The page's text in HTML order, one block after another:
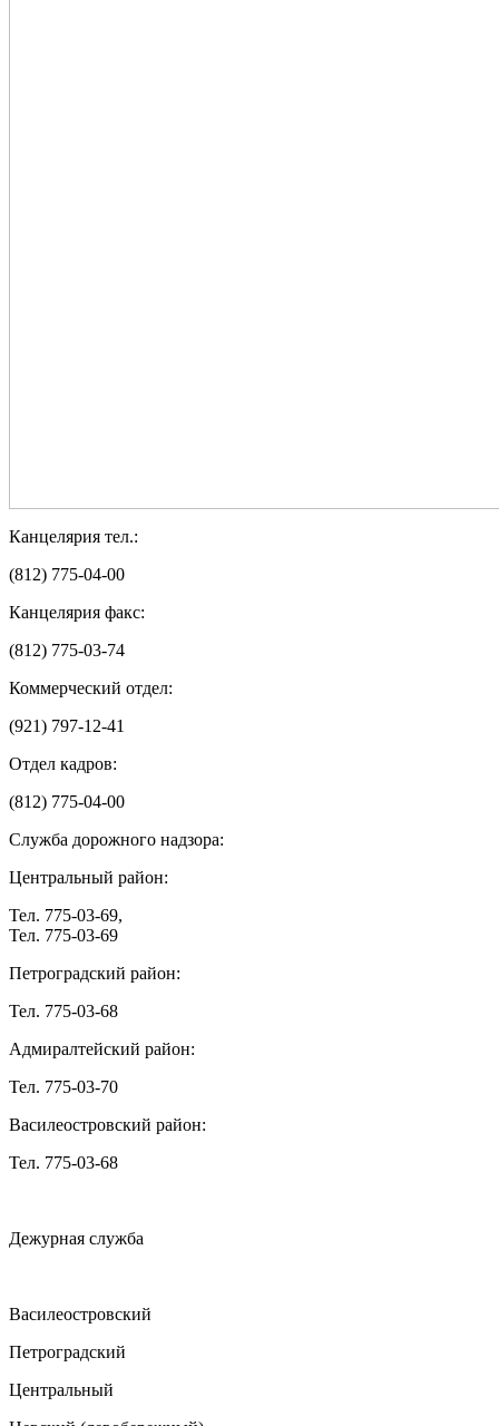
Канцелярия тел.:
(812) 775-04-00
Канцелярия факс:
(812) 775-03-74
Коммерческий отдел:
(921) 797-12-41
Отдел кадров:
(812) 775-04-00
Служба дорожного надзора:
Центральный район:
Тел. 775-03-69,
Тел. 775-03-69
Петроградский район:
Тел. 775-03-68
Адмиралтейский район:
Тел. 775-03-70
Василеостровский район:
Тел. 775-03-68
Дежурная служба
Василеостровский
Петроградский
Центральный